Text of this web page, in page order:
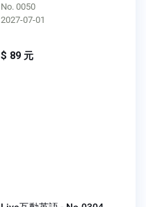
No. 0050
2027-07-01
$ 89 元